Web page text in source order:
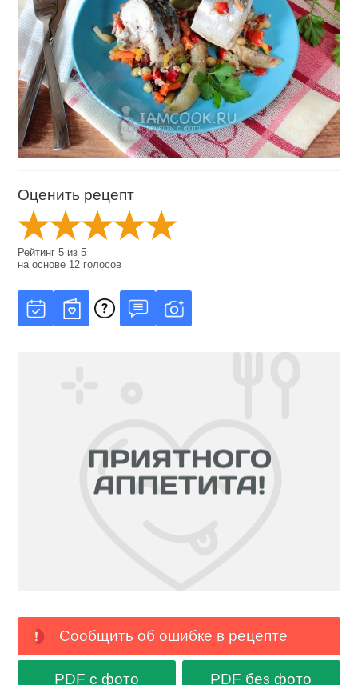
Оценить рецепт
Рейтинг5 из5
на основе 12 голосов
Сообщить об ошибке в рецепте
PDF с фото PDF без фото